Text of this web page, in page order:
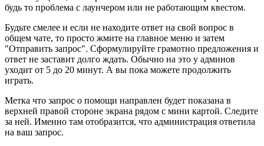
будь то проблема с лаунчером или не работающим квестом.
Будьте смелее и если не находите ответ на свой вопрос в
общем чате, то просто жмите на главное меню и затем
"Отправить запрос". Сформулируйте грамотно предложения и
ответ не заставит долго ждать. Обычно на это у админов
уходит от 5 до 20 минут. А вы пока можете продолжить
играть.
Метка что запрос о помощи направлен будет показана в
верхней правой стороне экрана рядом с мини картой. Следите
за ней. Именно там отобразится, что администрация ответила
на ваш запрос.